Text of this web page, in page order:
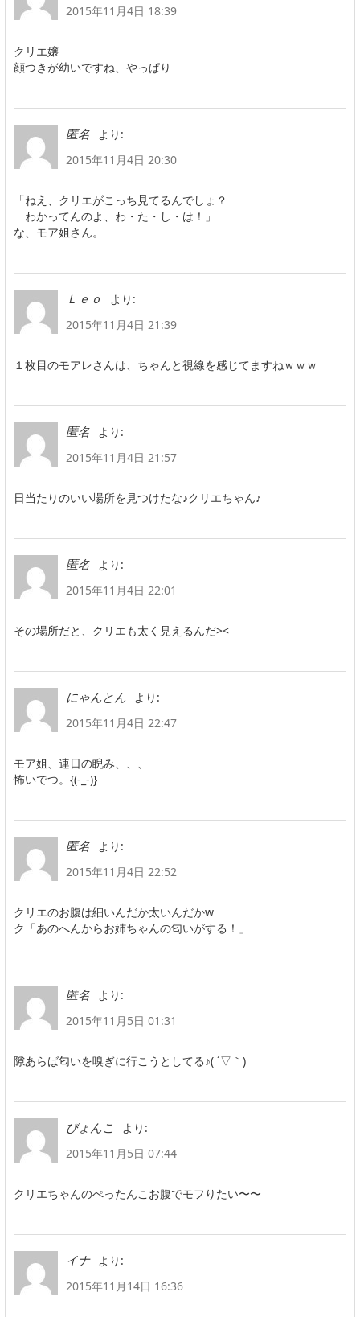
2015年11月4日 18:39
クリエ嬢
顔つきが幼いですね、やっぱり
匿名
より:
2015年11月4日 20:30
「ねえ、クリエがこっち見てるんでしょ？
わかってんのよ、わ・た・し・は！」
な、モア姐さん。
Ｌｅｏ
より:
2015年11月4日 21:39
１枚目のモアレさんは、ちゃんと視線を感じてますねｗｗｗ
匿名
より:
2015年11月4日 21:57
日当たりのいい場所を見つけたな♪クリエちゃん♪
匿名
より:
2015年11月4日 22:01
その場所だと、クリエも太く見えるんだ><
にゃんとん
より:
2015年11月4日 22:47
モア姐、連日の睨み、、、
怖いでつ。{(-_-)}
匿名
より:
2015年11月4日 22:52
クリエのお腹は細いんだか太いんだかw
ク「あのへんからお姉ちゃんの匂いがする！」
匿名
より:
2015年11月5日 01:31
隙あらば匂いを嗅ぎに行こうとしてる♪( ´▽｀)
びょんこ
より:
2015年11月5日 07:44
クリエちゃんのぺったんこお腹でモフりたい〜〜
イナ
より:
2015年11月14日 16:36